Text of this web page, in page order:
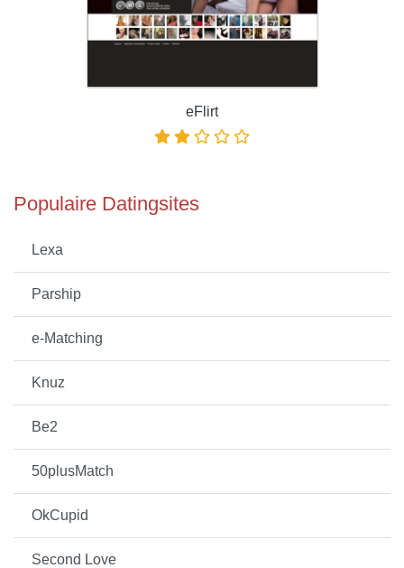
eFlirt
Populaire Datingsites
Lexa
Parship
e-Matching
Knuz
Be2
50plusMatch
OkCupid
Second Love